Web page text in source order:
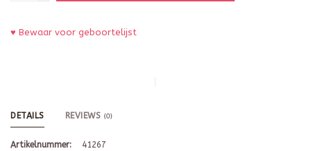
♥ Bewaar voor geboortelijst
DETAILS REVIEWS (0)
Artikelnummer: 41267